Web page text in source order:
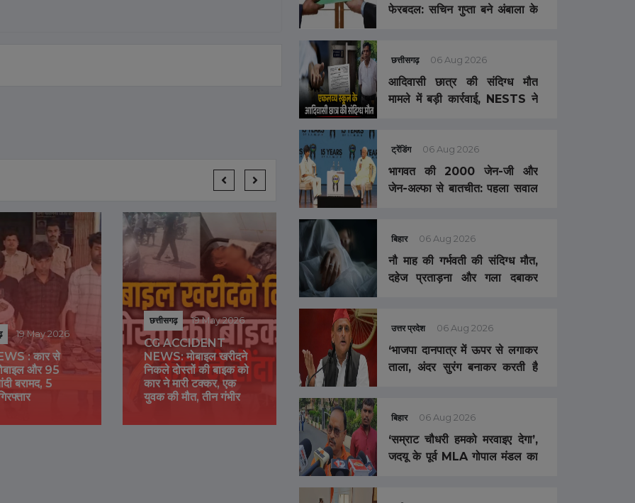
2026
से
95
5
छत्तीसगढ़ 19 May 2026
CG ACCIDENT
NEWS: मोबाइल खरीदने
निकले दोस्तों की बाइक को
कार ने मारी टक्कर, एक
युवक की मौत, तीन गंभीर
छत्तीसगढ़ 12 May 2026
DURG-BHILAI-
RAJNANDGAON
CHATGPT से IPL की
फर्जी टिकट बनाई, 4
गिरफ्तार… बड़े भाई की हत्या
का आरोपी गिरफ्तार… बुजुर्ग
ने फांसी लगाकर की
आत्महत्या… ग्राम पंचायत
सचिव को हटाने की मांग
बीजापुर मुठभेड़ अपडेट :
सर्चिंग में मिले 4 और शव,
एनकाउंटर में मारे गए
फेरबदल: सचिन गुप्ता बने अंबाला के
छत्तीसगढ़ 06 Aug 2026
आदिवासी छात्र की संदिग्ध मौत
मामले में बड़ी कार्रवाई, NESTS ने
ट्रेंडिंग 06 Aug 2026
भागवत की 2000 जेन-जी और
जेन-अल्फा से बातचीत: पहला सवाल
बिहार 06 Aug 2026
नौ माह की गर्भवती की संदिग्ध मौत,
दहेज प्रताड़ना और गला दबाकर
उत्तर प्रदेश 06 Aug 2026
‘भाजपा दानपात्र में ऊपर से लगाकर
ताला, अंदर सुरंग बनाकर करती है
बिहार 06 Aug 2026
‘सम्राट चौधरी हमको मरवाइए देगा’,
जदयू के पूर्व MLA गोपाल मंडल का